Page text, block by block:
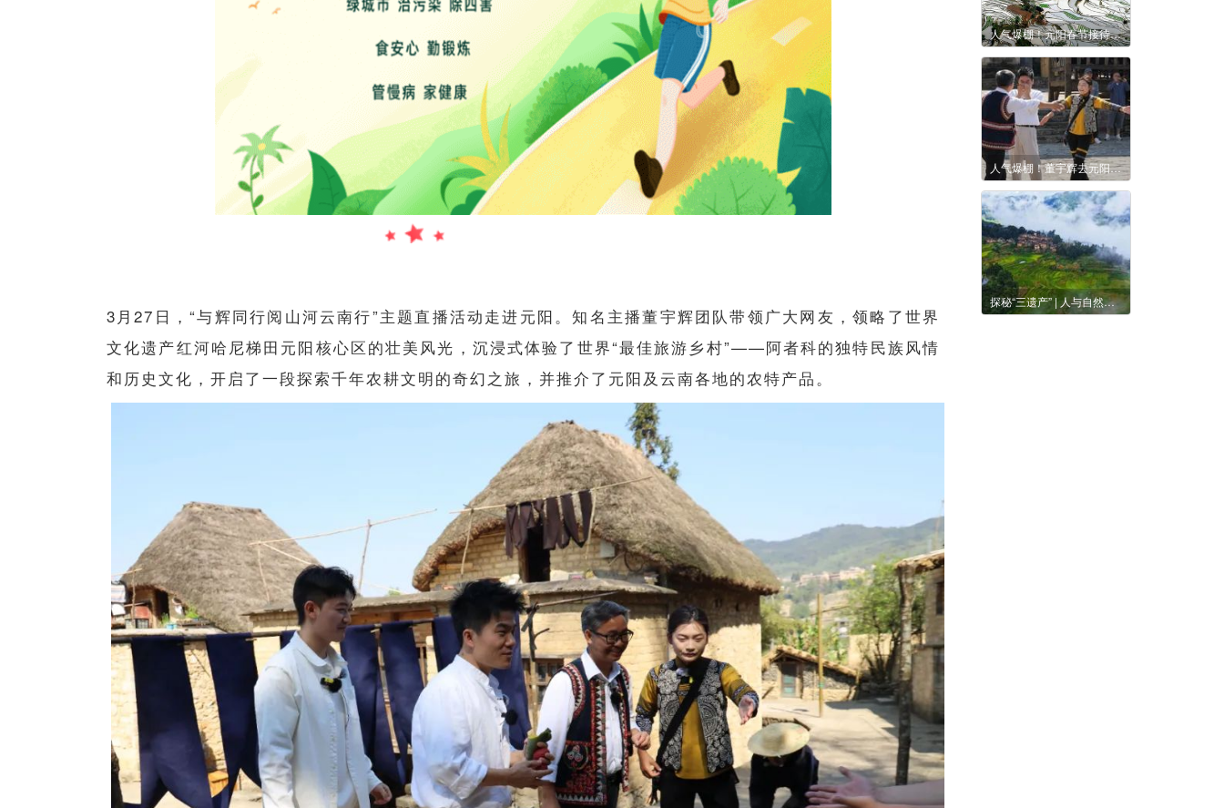
3月27日，“与辉同行阅山河云南行”主题直播活动走进元阳。知名主播董宇辉团队带领广大网友，领略了世界
文化遗产红河哈尼梯田元阳核心区的壮美风光，沉浸式体验了世界“最佳旅游乡村”——阿者科的独特民族风情
和历史文化，开启了一段探索千年农耕文明的奇幻之旅，并推介了元阳及云南各地的农特产品。
人气爆棚！元阳春节接待游客41.29万人次，创历史新高！
人气爆棚！董宇辉去元阳干啥了？
探秘“三遗产” | 人与自然长期互动的完美产物